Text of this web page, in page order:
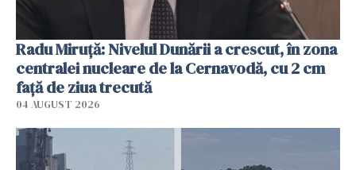
Radu Miruţă: Nivelul Dunării a crescut, în zona
centralei nucleare de la Cernavodă, cu 2 cm
faţă de ziua trecută
04 AUGUST 2026